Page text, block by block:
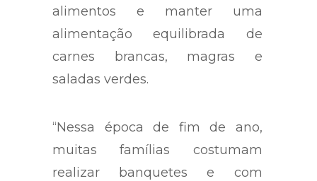
alimentos e manter uma
alimentação equilibrada de
carnes brancas, magras e
saladas verdes.
“Nessa época de fim de ano,
muitas famílias costumam
realizar banquetes e com